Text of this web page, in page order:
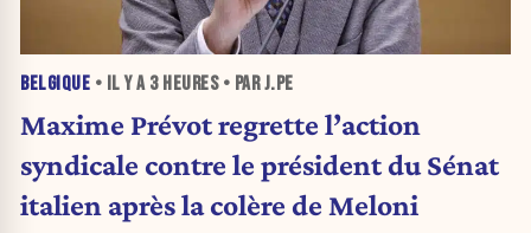
BELGIQUE • IL Y A 3 HEURES• PAR J.PE
Maxime Prévot regrette l’action
syndicale contre le président du Sénat
italien après la colère de Meloni